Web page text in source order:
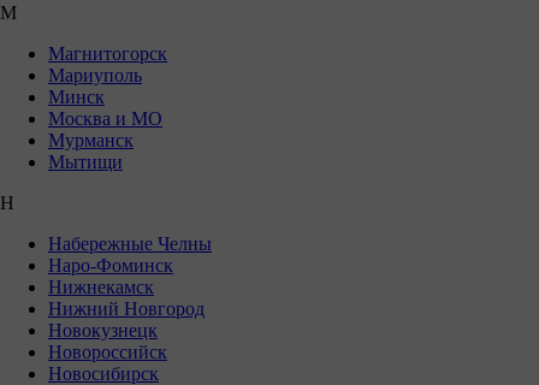
М
Магнитогорск
Мариуполь
Минск
Москва и МО
Мурманск
Мытищи
Н
Набережные Челны
Наро-Фоминск
Нижнекамск
Нижний Новгород
Новокузнецк
Новороссийск
Новосибирск